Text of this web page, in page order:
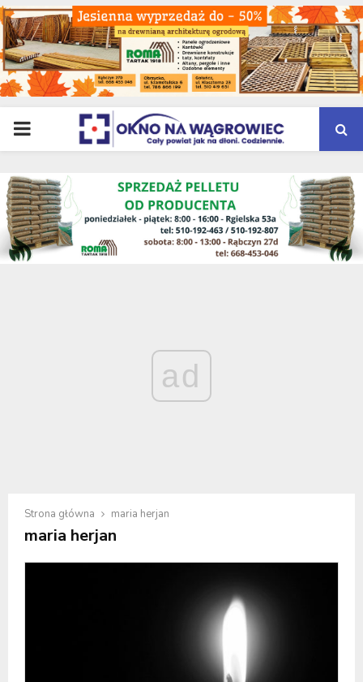
PRIMARY
MENU
ad
Strona główna maria herjan
maria herjan